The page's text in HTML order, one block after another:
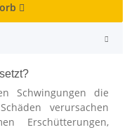
Schwingungen die
verursachen
Erschütterungen,